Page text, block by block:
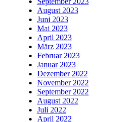
August 2023
Juni 2023
Mai 2023
April 2023
März 2023
Februar 2023
Januar 2023
Dezember 2022
November 2022
September 2022
August 2022
Juli 2022
April 2022